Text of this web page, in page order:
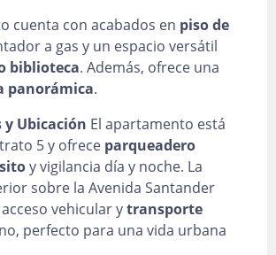
cuenta con acabados en piso de
a gas y un espacio versátil
biblioteca. Además, ofrece una
panorámica.
y Ubicación El apartamento está
5 y ofrece parqueadero
y vigilancia día y noche. La
sobre la Avenida Santander
vehicular ytransporte
perfecto para una vida urbana